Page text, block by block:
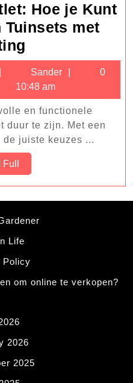
Hoe je Kunt
met
Outlet:
Hoe
je
Kunt
Profiteren
van
Tuinsets
met
September
17,
2024
Sander Sander
0
10:48 am
duur te zijn. Met een
de juiste keuzes ...
Full
Life
Policy
om online te verkopen?
2026
2025